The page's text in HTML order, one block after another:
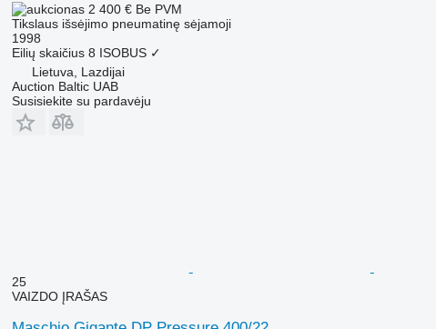
2 400 € Be PVM
Tikslaus išsėjimo pneumatinę sėjamoji
1998
Eilių skaičius 8 ISOBUS ✓
Lietuva, Lazdijai
Auction Baltic UAB
Susisiekite su pardavėju
25
VAIZDO ĮRAŠAS